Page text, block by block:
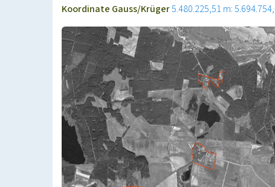
Koordinate Gauss/Krüger5.480.225,51 m: